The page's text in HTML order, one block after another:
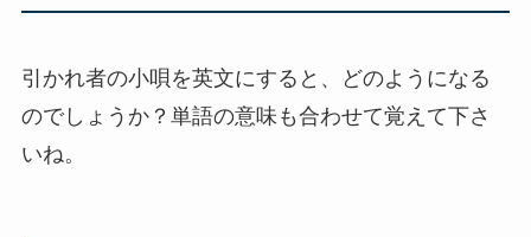
引かれ者の小唄を英文にすると、どのようになる
のでしょうか？単語の意味も合わせて覚えて下さ
いね。